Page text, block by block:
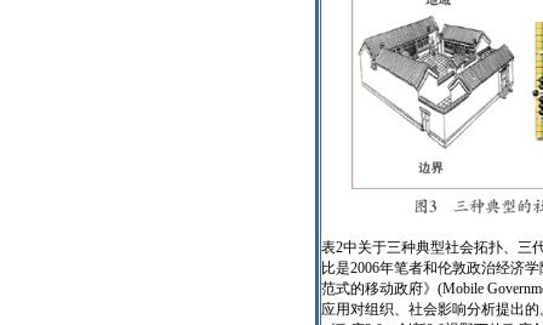
表2中关于三种典型社会拓扑、三
比是2006年笔者和伦敦政治经济
范式的移动政府》(Mobile
应用对组织、社会影响分析提出